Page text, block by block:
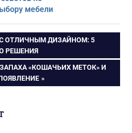
мебели
ОТЛИЧНЫМ ДИЗАЙНОМ: 5
РЕШЕНИЯ
«КОШАЧЬИХ МЕТОК» И